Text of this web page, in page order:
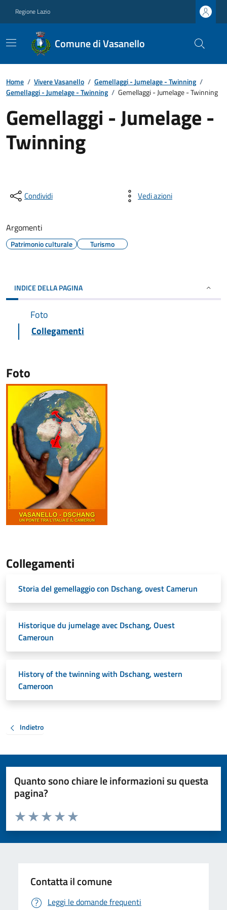
Regione Lazio
Comune di Vasanello
Home / Vivere Vasanello / Gemellaggi - Jumelage - Twinning /
Gemellaggi - Jumelage - Twinning / Gemellaggi - Jumelage - Twinning
Gemellaggi - Jumelage -
Twinning
Condividi Vedi azioni
Argomenti
Patrimonio culturale Turismo
INDICE DELLA PAGINA
Foto
Collegamenti
Foto
Collegamenti
Storia del gemellaggio con Dschang, ovest Camerun
Historique du jumelage avec Dschang, Ouest
Cameroun
History of the twinning with Dschang, western
Cameroon
Indietro
Quanto sono chiare le informazioni su questa
pagina?
Valuta da 1 a 5 stelle la pagina
Valuta 5 stelle su 5
Valuta 4 stelle su 5
Valuta 3 stelle su 5
Valuta 2 stelle su 5
Valuta 1 stelle su 5
Contatta il comune
Leggi le domande frequenti